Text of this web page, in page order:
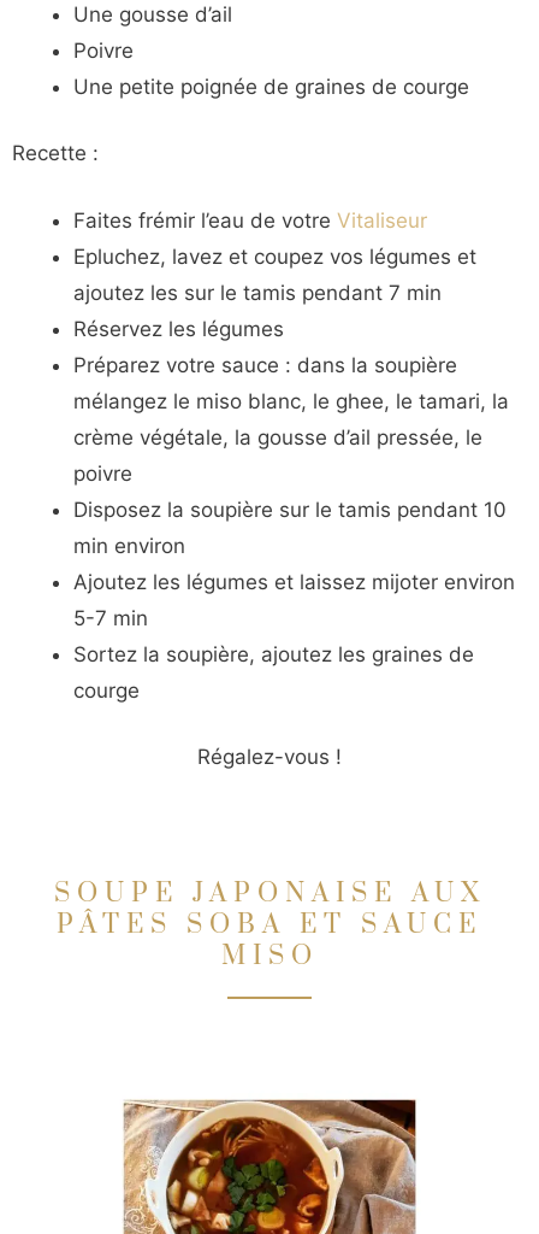
Une gousse d’ail
Poivre
Une petite poignée de graines de courge
Recette :
Faites frémir l’eau de votre Vitaliseur
Epluchez, lavez et coupez vos légumes et
ajoutez les sur le tamis pendant 7 min
Réservez les légumes
Préparez votre sauce : dans la soupière
mélangez le miso blanc, le ghee, le tamari, la
crème végétale, la gousse d’ail pressée, le
poivre
Disposez la soupière sur le tamis pendant 10
min environ
Ajoutez les légumes et laissez mijoter environ
5-7 min
Sortez la soupière, ajoutez les graines de
courge
Régalez-vous !
SOUPE JAPONAISE AUX
PÂTES SOBA ET SAUCE
MISO